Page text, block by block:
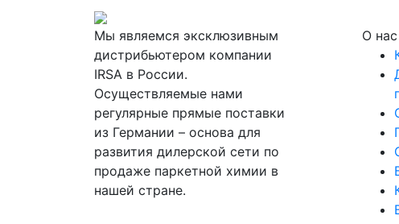
Мы являемся эксклюзивным
дистрибьютером компании
IRSA в России.
Осуществляемые нами
регулярные прямые поставки
из Германии – основа для
развития дилерской сети по
продаже паркетной химии в
нашей стране.
О нас